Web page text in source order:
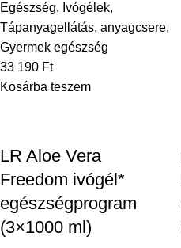
Egészség, Ivógélek,
Tápanyagellátás, anyagcsere,
Gyermek egészség
33 190 Ft
Kosárba teszem
LR Aloe Vera
Freedom ivógél*
egészségprogram
(3×1000 ml)